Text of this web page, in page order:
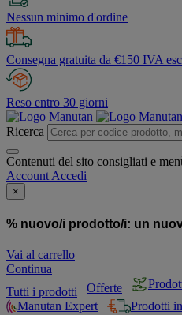
Nessun minimo d'ordine
Consegna gratuita da €150 IVA
Reso entro 30 giorni
Ricerca
Contenuti del sito consigliati e
Account Accedi
×
% nuovo/i prodotto/i: un
Vai al carrello
Continua
Tutti i prodotti
Offerte
Manutan Expert
Prodotti